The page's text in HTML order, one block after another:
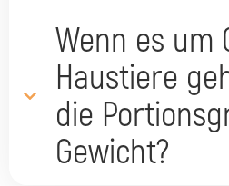
Wenn es um
Haustiere
die
Gewicht?